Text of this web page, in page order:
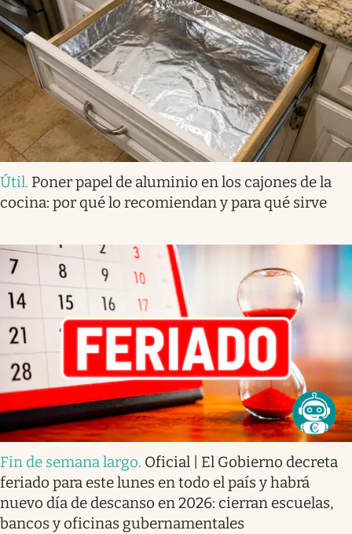
Útil. Poner papel de aluminio en los cajones de la
cocina: por qué lo recomiendan y para qué sirve
Fin de semana largo. Oficial | El Gobierno decreta
feriado para este lunes en todo el país y habrá
nuevo día de descanso en 2026: cierran escuelas,
bancos y oficinas gubernamentales